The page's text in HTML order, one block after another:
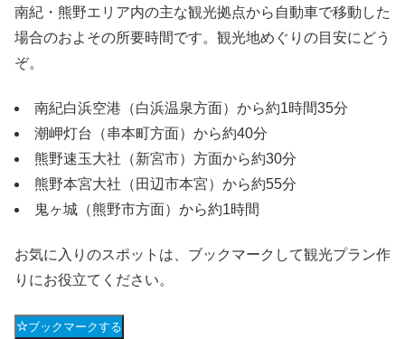
南紀・熊野エリア内の主な観光拠点から自動車で移動した
場合のおよその所要時間です。観光地めぐりの目安にどう
ぞ。
南紀白浜空港（白浜温泉方面）から約1時間35分
潮岬灯台（串本町方面）から約40分
熊野速玉大社（新宮市）方面から約30分
熊野本宮大社（田辺市本宮）から約55分
鬼ヶ城（熊野市方面）から約1時間
お気に入りのスポットは、ブックマークして観光プラン作
りにお役立てください。
ブックマークする